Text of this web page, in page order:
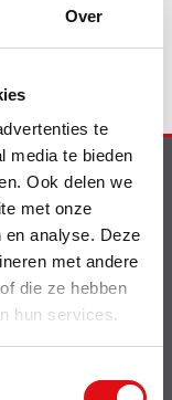
Over
te
media te bieden
Ook delen we
met onze
analyse. Deze
met andere
die ze hebben
hun services.